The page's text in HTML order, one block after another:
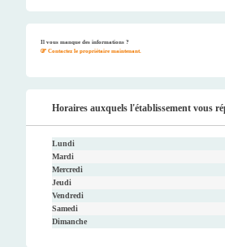
Il vous manque des informations ?
Contactez le propriétaire maintenant.
Horaires auxquels l'établissement vous
Lundi
Mardi
Mercredi
Jeudi
Vendredi
Samedi
Dimanche